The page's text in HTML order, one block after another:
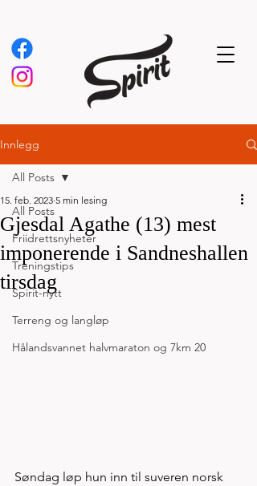
Innlegg
All Posts
Friidrettsnyheter
Treningstips
Spirit-nytt
Terreng og langløp
Hålandsvannet halvmaraton og 7km 20
All Posts
Gjesdal Agathe (13) mest
imponerende i Sandneshallen
tirsdag
15. feb. 2023 5 min lesing
Søndag løp hun inn til suveren norsk